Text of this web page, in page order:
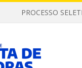
PROCESSO